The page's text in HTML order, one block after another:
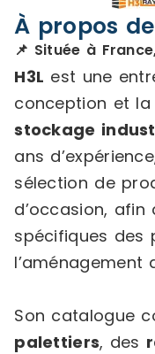
À propos de
📌 Située à
H3L est une
conception et
stockage
ans
sélection de
d’occasion,
spécifiques des
l’aménagement
Son catalogue
palettiers, des